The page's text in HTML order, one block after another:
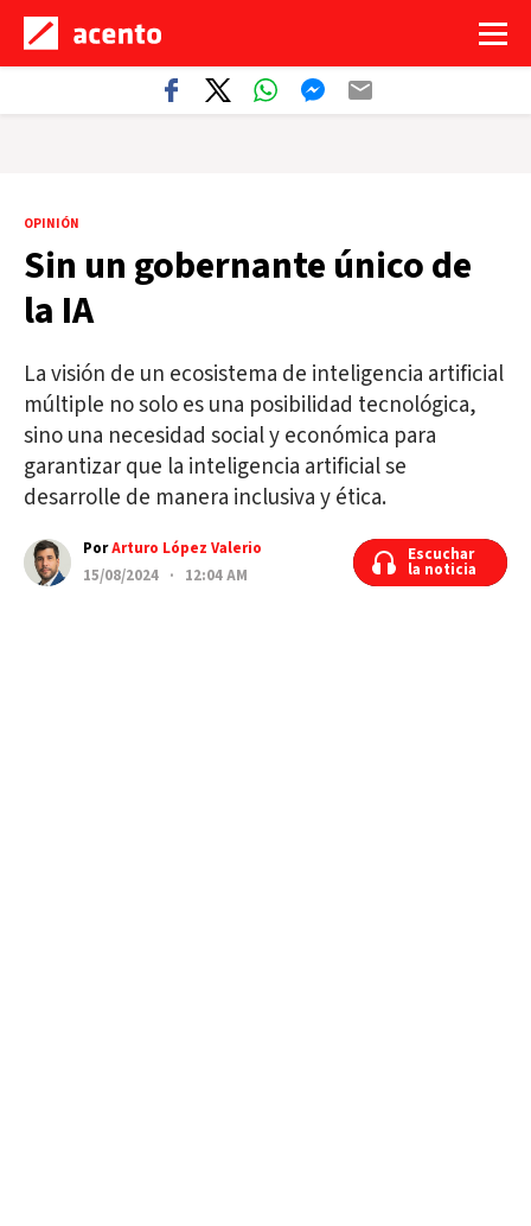
OPINIÓN
Sin un gobernante único de
la IA
La visión de un ecosistema de inteligencia artificial
múltiple no solo es una posibilidad tecnológica,
sino una necesidad social y económica para
garantizar que la inteligencia artificial se
desarrolle de manera inclusiva y ética.
PorArturo López Valerio
15/08/2024 · 12:04 AM
Escuchar
la noticia
Escuchar
la noticia